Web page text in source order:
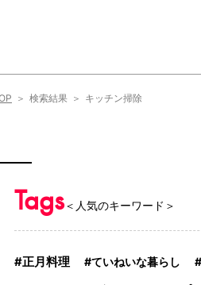
検索結果 キッチン掃除
Tags＜人気のキーワード＞
正月料理 ていねいな暮らし